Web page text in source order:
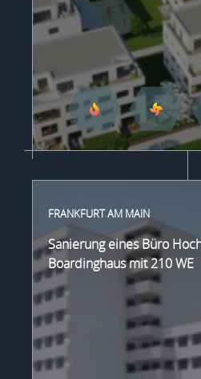
FRANKFURT AM MAIN
Sanierung eines Büro
Boardinghaus mit 210 WE